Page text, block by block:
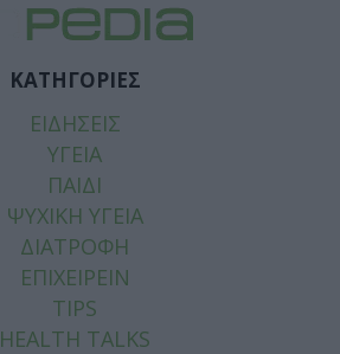
ΚΑΤΗΓΟΡΙΕΣ
ΕΙΔΗΣΕΙΣ
ΥΓΕΙΑ
ΠΑΙΔΙ
ΨΥΧΙΚΗ ΥΓΕΙΑ
ΔΙΑΤΡΟΦΗ
ΕΠΙΧΕΙΡΕΙΝ
TIPS
HEALTH TALKS